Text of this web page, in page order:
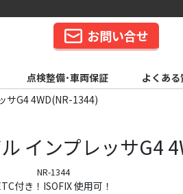
お問い合せ
点検整備･車両保証 よくある
サG4 4WD(NR-1344)
インプレッサG4
NR-1344
付き！ISOFIX 使用可！